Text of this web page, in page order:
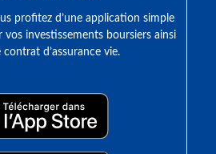
profitez d’une application simple
vos investissements boursiers ainsi
d’assurance vie.